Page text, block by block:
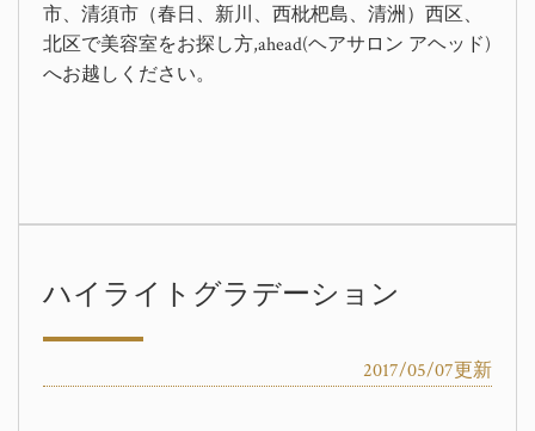
市、清須市（春日、新川、西枇杷島、清洲）西区、
北区で美容室をお探し方,ahead(ヘアサロン アヘッド)
へお越しください。
ハイライトグラデーション
2017/05/07更新